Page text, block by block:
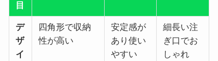
目
デ
ザ
イ
四角形で収納
性が高い
安定感が
あり使い
やすい
細長い注
ぎ口でお
しゃれ